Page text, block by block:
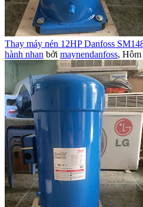
Thay máy nén 12HP Danfoss
hành nhan bởi maynendanfoss, Hôm